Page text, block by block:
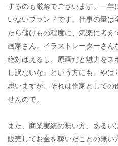
するのも厳禁でございます。一
いないブランドです。仕事の量
たら儲けもの程度に、気楽に考
画家さん、イラストレーターさ
絶対はえるし、原画だと魅力をス
し訳ないな』という方にも、や
思いますが、それは作家としての
せんので。
また、商業実績の無い方、ある
販売してお金を稼いだことの無い